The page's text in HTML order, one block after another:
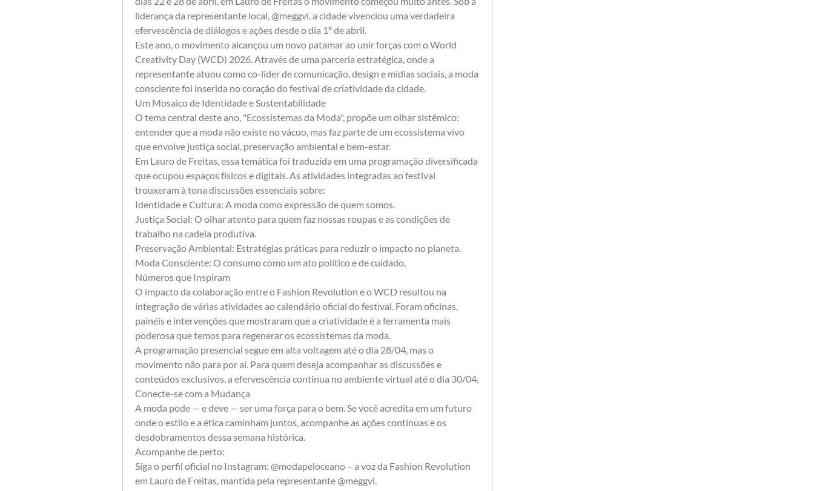
liderança da representante local, @meggvi, a cidade vivenciou uma verdadeira
efervescência de diálogos e ações desde o dia 1º de abril.
​Este ano, o movimento alcançou um novo patamar ao unir forças com o World
Creativity Day (WCD) 2026. Através de uma parceria estratégica, onde a
representante atuou como co-líder de comunicação, design e mídias sociais, a moda
consciente foi inserida no coração do festival de criatividade da cidade.
​Um Mosaico de Identidade e Sustentabilidade
​O tema central deste ano, "Ecossistemas da Moda", propõe um olhar sistêmico:
entender que a moda não existe no vácuo, mas faz parte de um ecossistema vivo
que envolve justiça social, preservação ambiental e bem-estar.
​Em Lauro de Freitas, essa temática foi traduzida em uma programação diversificada
que ocupou espaços físicos e digitais. As atividades integradas ao festival
trouxeram à tona discussões essenciais sobre:
​Identidade e Cultura: A moda como expressão de quem somos.
​Justiça Social: O olhar atento para quem faz nossas roupas e as condições de
trabalho na cadeia produtiva.
​Preservação Ambiental: Estratégias práticas para reduzir o impacto no planeta.
​Moda Consciente: O consumo como um ato político e de cuidado.
​Números que Inspiram
​O impacto da colaboração entre o Fashion Revolution e o WCD resultou na
integração de várias atividades ao calendário oficial do festival. Foram oficinas,
painéis e intervenções que mostraram que a criatividade é a ferramenta mais
poderosa que temos para regenerar os ecossistemas da moda.
​A programação presencial segue em alta voltagem até o dia 28/04, mas o
movimento não para por aí. Para quem deseja acompanhar as discussões e
conteúdos exclusivos, a efervescência continua no ambiente virtual até o dia 30/04.
​Conecte-se com a Mudança
​A moda pode — e deve — ser uma força para o bem. Se você acredita em um futuro
onde o estilo e a ética caminham juntos, acompanhe as ações contínuas e os
desdobramentos dessa semana histórica.
​Acompanhe de perto:
Siga o perfil oficial no Instagram: @modapeloceano – a voz da Fashion Revolution
em Lauro de Freitas, mantida pela representante @meggvi.